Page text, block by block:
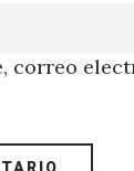
correo